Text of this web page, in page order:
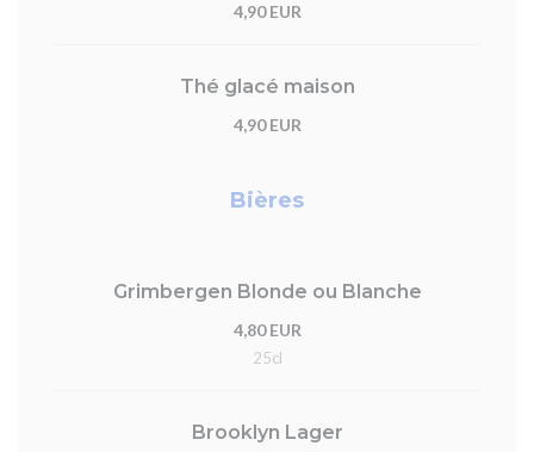
4,90 EUR
Thé glacé maison
4,90 EUR
Bières
Grimbergen Blonde ou Blanche
4,80 EUR
25cl
Brooklyn Lager